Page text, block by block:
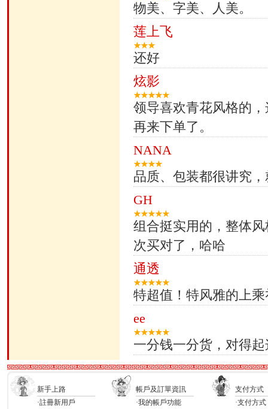
物美、字美、人美。
莲上飞
还好
炫影
领导喜欢青花风格的
再来下单了。
NANA
品质、包装都很讲究
GH
组合挺实用的，整体
次买对了，哈哈
通透
特超值！特风雅的上
ee
一分钱一分货，对得
新手上路 帳戶及訂單資訊
支付方式
·註冊新用戶
·我的帳戶功能 ·支付方式